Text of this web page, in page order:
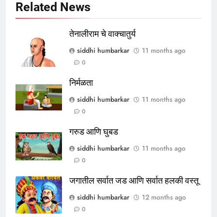
Related News
तेनालीराम चे वाक्चातुर्य
siddhi humbarkar
11 months ago
0
निर्मळता
siddhi humbarkar
11 months ago
0
गरुड आणि घुबड
siddhi humbarkar
11 months ago
0
जगातील सर्वात जड आणि सर्वात हलकी वस्तू
siddhi humbarkar
12 months ago
0